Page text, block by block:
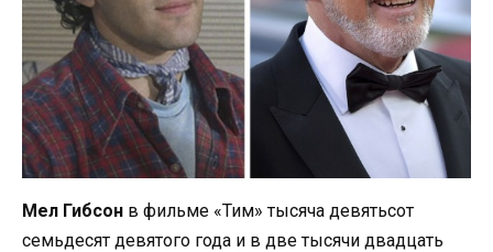
Мел Гибсон в фильме «Тим» тысяча девятьсот
семьдесят девятого года и в две тысячи двадцать